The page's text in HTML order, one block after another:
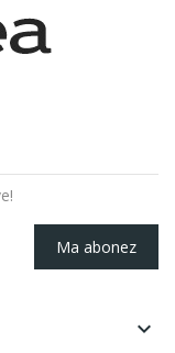
Ma abonez
